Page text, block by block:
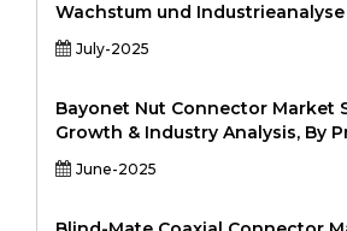
IoT, Automotive, Healthcare),
Analysis, 2024-2031
Wachstum und
Produkttyp (Module, Zellen,
Ultrakapazitoren) nach
UAV-Systeme, Startfahrzeuge,
Antriebsantrieb) nach
(Gewerbereisen, Militärluftfahrt,
UAV
July-2025
Bayonet Nut Connector Market
Growth & Industry Analysis, By
(Circular Bayonet Connectors,
Bayonet Connectors, Hybrid
June-2025